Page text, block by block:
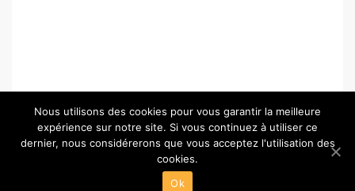
© Copyright 2026 –
Nous utilisons des cookies pour vous garantir la meilleure
expérience sur notre site. Si vous continuez à utiliser ce
dernier, nous considérerons que vous acceptez l'utilisation des
cookies.
Ok